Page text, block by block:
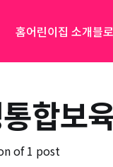
홈어린이집 소개블
합보
of 1 post